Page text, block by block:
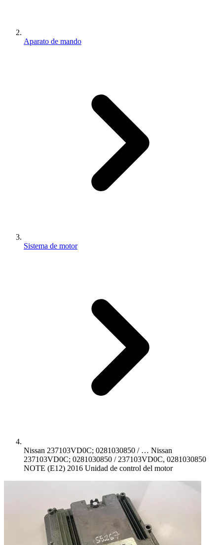
Aparato de mando
Sistema de motor
Nissan 237103VD0C; 0281030850 / … Nissan
237103VD0C; 0281030850 / 237103VD0C, 0281030850
NOTE (E12) 2016 Unidad de control del motor